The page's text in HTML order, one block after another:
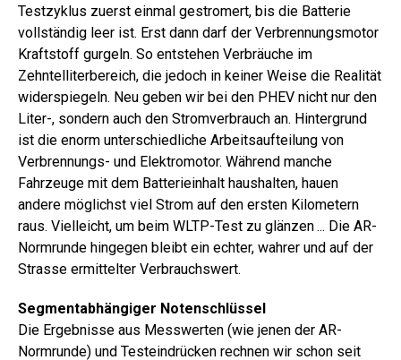
Testzyklus zuerst einmal gestromert, bis die Batterie
vollständig leer ist. Erst dann darf der Verbrennungsmotor
Kraftstoff gurgeln. So entstehen Verbräuche im
Zehntelliterbereich, die jedoch in keiner Weise die Realität
widerspiegeln. Neu geben wir bei den PHEV nicht nur den
Liter-, sondern auch den Stromverbrauch an. Hintergrund
ist die enorm unterschiedliche Arbeitsaufteilung von
Verbrennungs- und Elektromotor. Während manche
Fahrzeuge mit dem Batterieinhalt haushalten, hauen
andere möglichst viel Strom auf den ersten Kilometern
raus. Vielleicht, um beim WLTP-Test zu glänzen ... Die AR-
Normrunde hingegen bleibt ein echter, wahrer und auf der
Strasse ermittelter Verbrauchswert.
Segmentabhängiger Notenschlüssel
Die Ergebnisse aus Messwerten (wie jenen der AR-
Normrunde) und Testeindrücken rechnen wir schon seit